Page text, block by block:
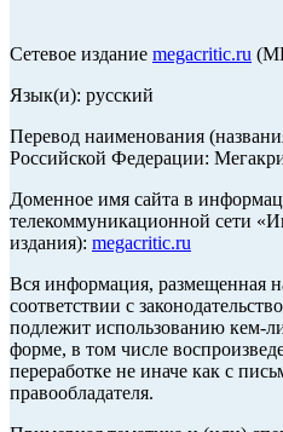
Сетевое издание megacritic.ru
Язык(и): русский
Перевод наименования
Российской Федерации:
Доменное имя сайта в
телекоммуникационной сети
издания): megacritic.ru
Вся информация, размещенная
соответствии с
подлежит использованию кем-
форме, в том числе
переработке не иначе как с
правообладателя.